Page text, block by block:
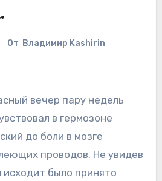
От Владимир Kashirin
вечер пару недель
в гермозоне
до боли в мозге
проводов. Не увидев
было принято